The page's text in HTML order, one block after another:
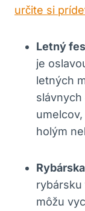
určite si
Letný
je
letných
holým
rybársku
môžu